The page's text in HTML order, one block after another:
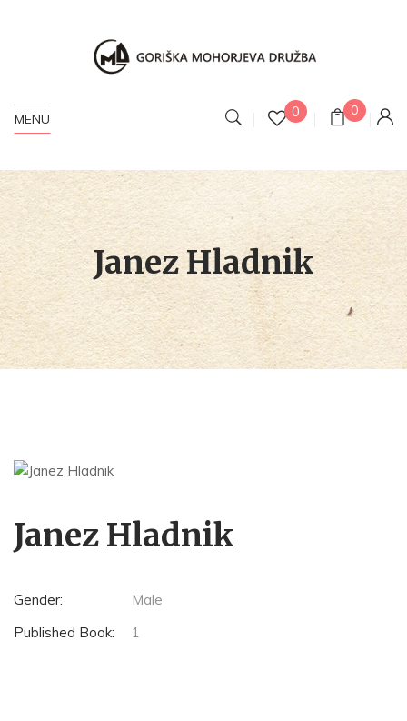
MENU 0 0
Janez Hladnik
Janez Hladnik
Gender:
Male
Published Book:
1